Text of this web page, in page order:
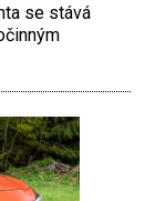
se stává